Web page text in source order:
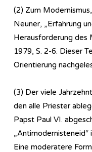
(2) Zum
Neuner, „Erfahrung
Herausforderung des
1979, S. 2-6. Dieser
Orientierung
(3) Der viele
den alle Priester
Papst Paul VI.
„Antimodernisteneid“
Eine moderatere